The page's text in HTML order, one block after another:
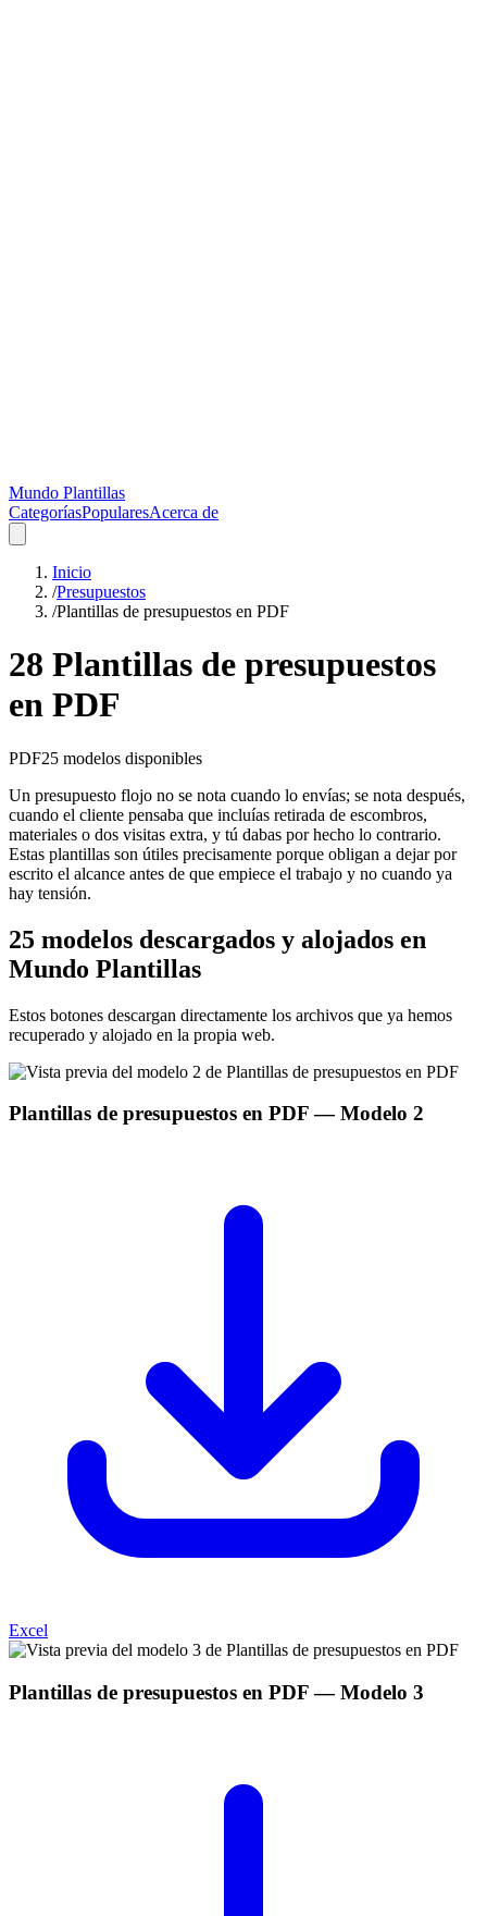
Mundo Plantillas
CategoríasPopularesAcerca de
Inicio
/Presupuestos
/Plantillas de presupuestos en PDF
28 Plantillas de presupuestos
en PDF
PDF25 modelos disponibles
Un presupuesto flojo no se nota cuando lo envías; se nota después,
cuando el cliente pensaba que incluías retirada de escombros,
materiales o dos visitas extra, y tú dabas por hecho lo contrario.
Estas plantillas son útiles precisamente porque obligan a dejar por
escrito el alcance antes de que empiece el trabajo y no cuando ya
hay tensión.
25 modelos descargados y alojados en
Mundo Plantillas
Estos botones descargan directamente los archivos que ya hemos
recuperado y alojado en la propia web.
Plantillas de presupuestos en PDF— Modelo 2
Excel
Plantillas de presupuestos en PDF— Modelo 3